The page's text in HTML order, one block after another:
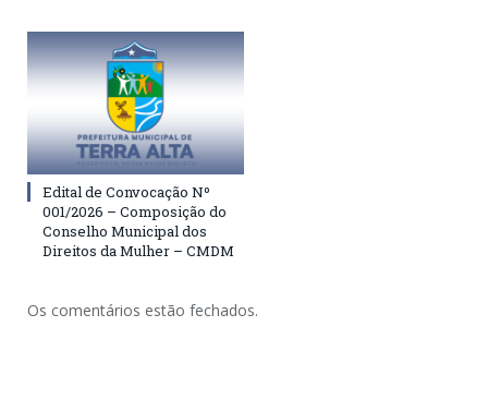
Edital de Convocação Nº
001/2026 – Composição do
Conselho Municipal dos
Direitos da Mulher – CMDM
Os comentários estão fechados.